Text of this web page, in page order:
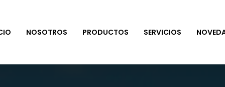
NOSOTROS PRODUCTOS SERVICIOS